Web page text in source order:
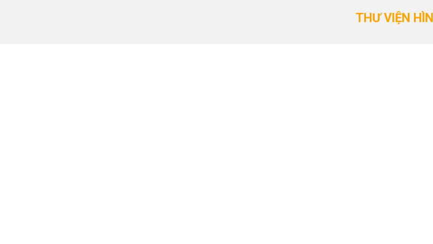
THƯ VIỆN